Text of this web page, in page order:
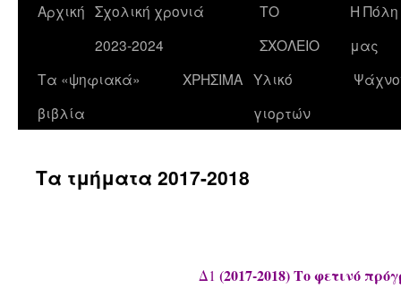
Αρχική Σχολική χρονιά
2023-2024
ΤΟ
ΣΧΟΛΕΙΟ
Η Πόλη
μας
Τα «ψηφιακά»
βιβλία
ΧΡΗΣΙΜΑ Υλικό
γιορτών
Τα τμήματα 2017-2018
Δ1 (2017-2018) Το φετινό